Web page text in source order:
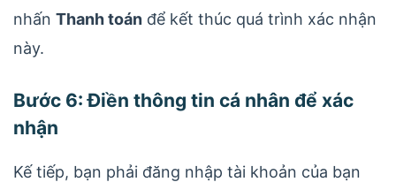
nhấn Thanh toán để kết thúc quá trình xác nhận
này.
Bước 6: Điền thông tin cá nhân để xác
nhận
Kế tiếp, bạn phải đăng nhập tài khoản của bạn